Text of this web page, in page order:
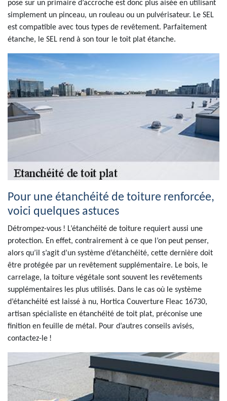
pose sur un primaire d’accroche est donc plus aisée en utilisant
simplement un pinceau, un rouleau ou un pulvérisateur. Le SEL
est compatible avec tous types de revêtement. Parfaitement
étanche, le SEL rend à son tour le toit plat étanche.
Pour une étanchéité de toiture renforcée,
voici quelques astuces
Détrompez-vous ! L’étanchéité de toiture requiert aussi une
protection. En effet, contrairement à ce que l’on peut penser,
alors qu’il s’agit d’un système d’étanchéité, cette dernière doit
être protégée par un revêtement supplémentaire. Le bois, le
carrelage, la toiture végétale sont souvent les revêtements
supplémentaires les plus utilisés. Dans le cas où le système
d’étanchéité est laissé à nu, Hortica Couverture Fleac 16730,
artisan spécialiste en étanchéité de toit plat, préconise une
finition en feuille de métal. Pour d’autres conseils avisés,
contactez-le !